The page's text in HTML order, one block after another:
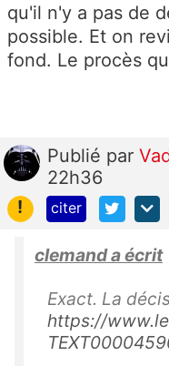
qu'il n'y a pas de
possible. Et on
fond. Le procès
Publié par
22h36
!
citer
clemand a écrit
Exact. La
https://